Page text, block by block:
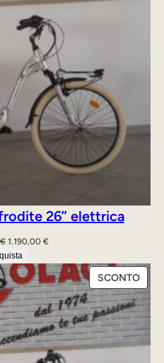
26” elettrica
€ Il
prezzo
originale
era:
1.350,00 €.
1.190,00 €Il
attuale
è:
1.190,00 €.
SCONTO
IN